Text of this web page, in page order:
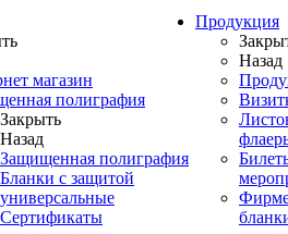
магазин
полиграфия
Закрыть
Назад
Защищенная полиграфия
Бланки с защитой
универсальные
Сертификаты
Продукция
Назад